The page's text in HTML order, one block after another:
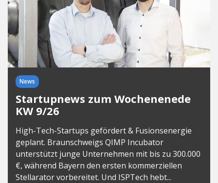
News
Startupnews zum Wochenenede
KW 9/26
High-Tech-Startups gefördert & Fusionsenergie
geplant. Braunschweigs QIMP Incubator
unterstützt junge Unternehmen mit bis zu 300.000
€, während Bayern den ersten kommerziellen
Stellarator vorbereitet. Und ISPTech hebt...